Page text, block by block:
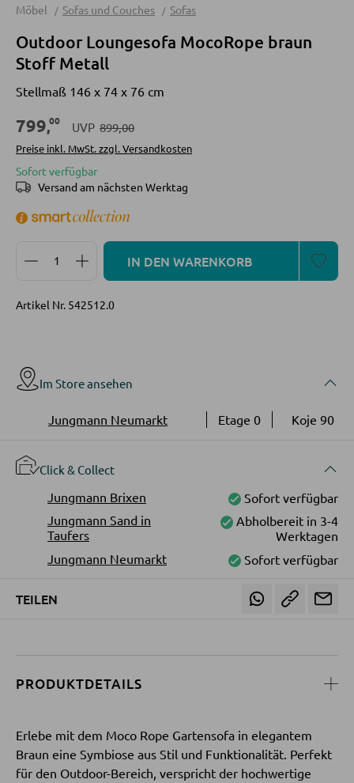
Sofas
Schlafsofas
Sofa Zubehör
KOMMODEN UND SIDEBOARDS
Sideboards
Highboards
Lowboards
REGALE
Holzregale
Vitrinen
WOHNWÄNDE
Anbauwände
Vitrinenschränke
WOHNZIMMERTISCHE
Beistelltische
Möbel Sofas und Couches Sofas
Outdoor Loungesofa MocoRope braun
Stoff Metall
Stellmaß 146 x 74 x 76 cm
799,00 UVP 899,00
Preise inkl. MwSt. zzgl. Versandkosten
Sofort verfügbar
Versand am nächsten Werktag
Produkt Anzahl: Gib den gewünschten Wert ein
IN DEN WARENKORB
Artikel Nr. 542512.0
Im Store ansehen
Jungmann Neumarkt Etage 0 Koje 90
Click & Collect
Jungmann Brixen
Sofort verfügbar
Jungmann Sand in
Taufers
Abholbereit in 3-4
Werktagen
Jungmann Neumarkt
Sofort verfügbar
TEILEN
PRODUKTDETAILS
Erlebe mit dem Moco Rope Gartensofa in elegantem
Braun eine Symbiose aus Stil und Funktionalität. Perfekt
für den Outdoor-Bereich, verspricht der hochwertige